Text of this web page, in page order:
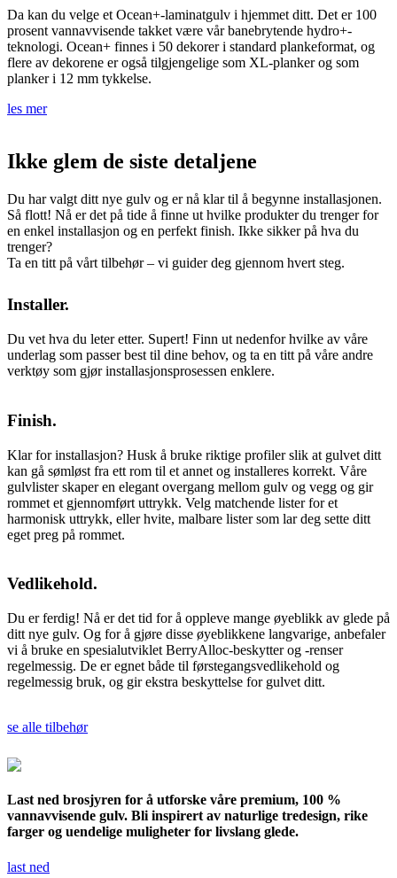
Da kan du velge et Ocean+-laminatgulv i hjemmet ditt. Det er 100
prosent vannavvisende takket være vår banebrytende hydro+-
teknologi. Ocean+ finnes i 50 dekorer i standard plankeformat, og
flere av dekorene er også tilgjengelige som XL-planker og som
planker i 12 mm tykkelse.
les mer
Ikke glem de siste detaljene
Du har valgt ditt nye gulv og er nå klar til å begynne installasjonen.
Så flott! Nå er det på tide å finne ut hvilke produkter du trenger for
en enkel installasjon og en perfekt finish. Ikke sikker på hva du
trenger?
Ta en titt på vårt tilbehør – vi guider deg gjennom hvert steg.
Installer.
Du vet hva du leter etter. Supert! Finn ut nedenfor hvilke av våre
underlag som passer best til dine behov, og ta en titt på våre andre
verktøy som gjør installasjonsprosessen enklere.
Finish.
Klar for installasjon? Husk å bruke riktige profiler slik at gulvet ditt
kan gå sømløst fra ett rom til et annet og installeres korrekt. Våre
gulvlister skaper en elegant overgang mellom gulv og vegg og gir
rommet et gjennomført uttrykk. Velg matchende lister for et
harmonisk uttrykk, eller hvite, malbare lister som lar deg sette ditt
eget preg på rommet.
Vedlikehold.
Du er ferdig! Nå er det tid for å oppleve mange øyeblikk av glede på
ditt nye gulv. Og for å gjøre disse øyeblikkene langvarige, anbefaler
vi å bruke en spesialutviklet BerryAlloc-beskytter og -renser
regelmessig. De er egnet både til førstegangsvedlikehold og
regelmessig bruk, og gir ekstra beskyttelse for gulvet ditt.
se alle tilbehør
Last ned brosjyren for å utforske våre premium, 100 %
vannavvisende gulv. Bli inspirert av naturlige tredesign, rike
farger og uendelige muligheter for livslang glede.
last ned